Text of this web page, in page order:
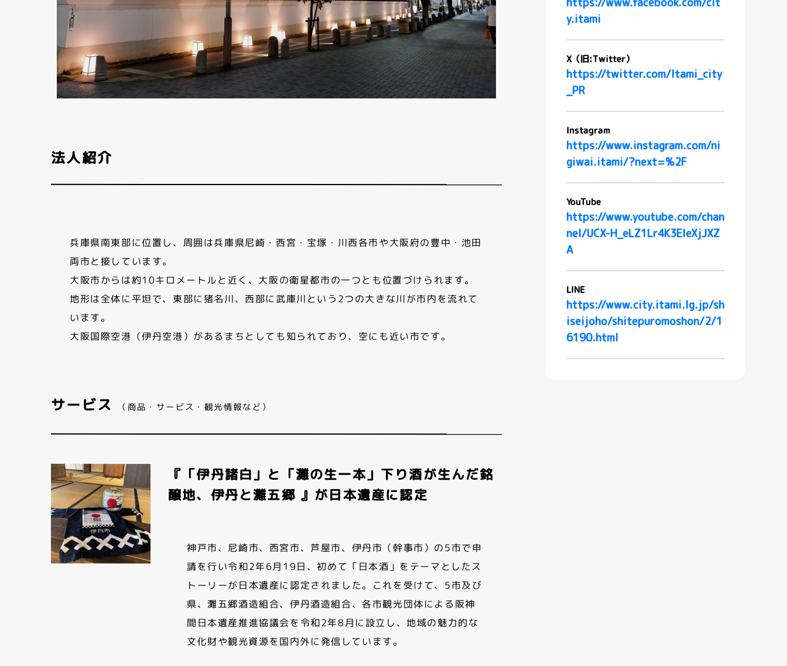
法人紹介
兵庫県南東部に位置し、周囲は兵庫県尼崎・西宮・宝塚・川西各市や大阪府の豊中・池田
両市と接しています。
大阪市からは約10キロメートルと近く、大阪の衛星都市の一つとも位置づけられます。
地形は全体に平坦で、東部に猪名川、西部に武庫川という2つの大きな川が市内を流れて
います。
大阪国際空港（伊丹空港）があるまちとしても知られており、空にも近い市です。
サービス （商品・サービス・観光情報など）
『「伊丹諸白」と「灘の生一本」下り酒が生んだ銘
醸地、伊丹と灘五郷 』が日本遺産に認定
神戸市、尼崎市、西宮市、芦屋市、伊丹市（幹事市）の5市で申
請を行い令和2年6月19日、初めて「日本酒」をテーマとしたス
トーリーが日本遺産に認定されました。これを受けて、5市及び
県、灘五郷酒造組合、伊丹酒造組合、各市観光団体による阪神
間日本遺産推進協議会を令和2年8月に設立し、地域の魅力的な
文化財や観光資源を国内外に発信しています。
y.itami
X（旧:Twitter）
https://twitter.com/Itami_city
_PR
Instagram
https://www.instagram.com/ni
giwai.itami/?next=%2F
YouTube
https://www.youtube.com/chan
nel/UCX-H_eLZ1Lr4K3EleXjJXZ
A
LINE
https://www.city.itami.lg.jp/sh
iseijoho/shitepuromoshon/2/1
6190.html